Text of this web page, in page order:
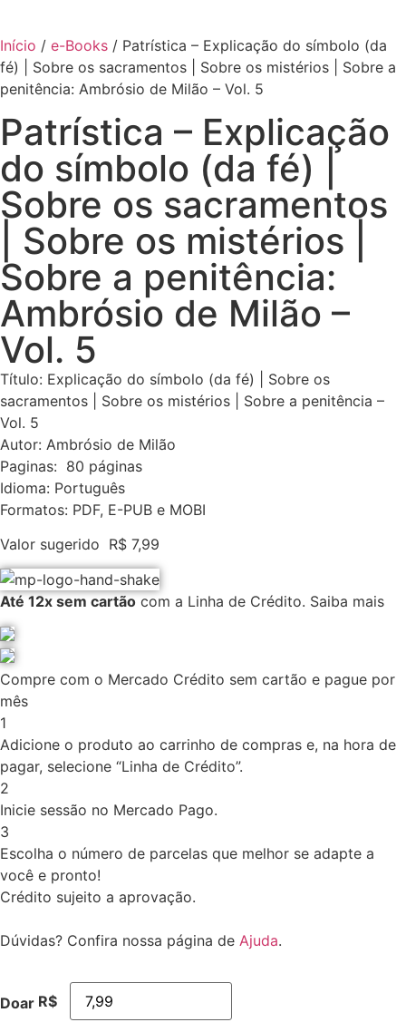
Início / e-Books / Patrística – Explicação do símbolo (da
fé) | Sobre os sacramentos | Sobre os mistérios | Sobre a
penitência: Ambrósio de Milão – Vol. 5
Patrística – Explicação
do símbolo (da fé) |
Sobre os sacramentos
| Sobre os mistérios |
Sobre a penitência:
Ambrósio de Milão –
Vol. 5
Título: Explicação do símbolo (da fé) | Sobre os
sacramentos | Sobre os mistérios | Sobre a penitência –
Vol. 5
Autor: Ambrósio de Milão
Paginas: 80 páginas
Idioma: Português
Formatos: PDF, E-PUB e MOBI
Valor sugerido R$ 7,99
Até 12x sem cartão com a Linha de Crédito. Saiba mais
Compre com o Mercado Crédito sem cartão e pague por
mês
1
Adicione o produto ao carrinho de compras e, na hora de
pagar, selecione “Linha de Crédito”.
2
Inicie sessão no Mercado Pago.
3
Escolha o número de parcelas que melhor se adapte a
você e pronto!
Crédito sujeito a aprovação.
Dúvidas? Confira nossa página de Ajuda.
Doar R$